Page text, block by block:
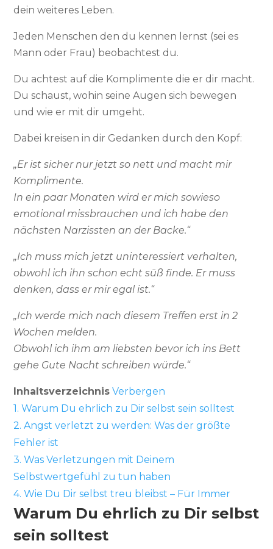
dein weiteres Leben.
Jeden Menschen den du kennen lernst (sei es
Mann oder Frau) beobachtest du.
Du achtest auf die Komplimente die er dir macht.
Du schaust, wohin seine Augen sich bewegen
und wie er mit dir umgeht.
Dabei kreisen in dir Gedanken durch den Kopf:
„Er ist sicher nur jetzt so nett und macht mir
Komplimente.
In ein paar Monaten wird er mich sowieso
emotional missbrauchen und ich habe den
nächsten Narzissten an der Backe.“
„Ich muss mich jetzt uninteressiert verhalten,
obwohl ich ihn schon echt süß finde. Er muss
denken, dass er mir egal ist.“
„Ich werde mich nach diesem Treffen erst in 2
Wochen melden.
Obwohl ich ihm am liebsten bevor ich ins Bett
gehe Gute Nacht schreiben würde.“
Inhaltsverzeichnis Verbergen
1. Warum Du ehrlich zu Dir selbst sein solltest
2. Angst verletzt zu werden: Was der größte
Fehler ist
3. Was Verletzungen mit Deinem
Selbstwertgefühl zu tun haben
4. Wie Du Dir selbst treu bleibst – Für Immer
Warum Du ehrlich zu Dir selbst
sein solltest